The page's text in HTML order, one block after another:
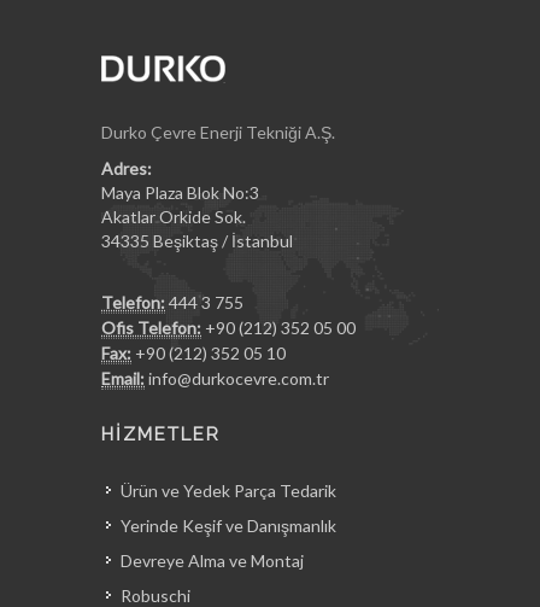
Durko Çevre Enerji Tekniği A.Ş.
Adres:
Maya Plaza Blok No:3
Akatlar Orkide Sok.
34335 Beşiktaş / İstanbul
Telefon: 444 3 755
Ofis Telefon: +90 (212) 352 05 00
Fax: +90 (212) 352 05 10
Email: info@durkocevre.com.tr
HİZMETLER
Ürün ve Yedek Parça Tedarik
Yerinde Keşif ve Danışmanlık
Devreye Alma ve Montaj
Robuschi